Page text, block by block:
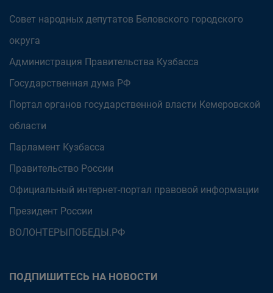
Совет народных депутатов Беловского городского
округа
Администрация Правительства Кузбасса
Государственная дума РФ
Портал органов государственной власти Кемеровской
области
Парламент Кузбасса
Правительство России
Официальный интернет-портал правовой информации
Президент России
ВОЛОНТЕРЫПОБЕДЫ.РФ
ПОДПИШИТЕСЬ НА НОВОСТИ